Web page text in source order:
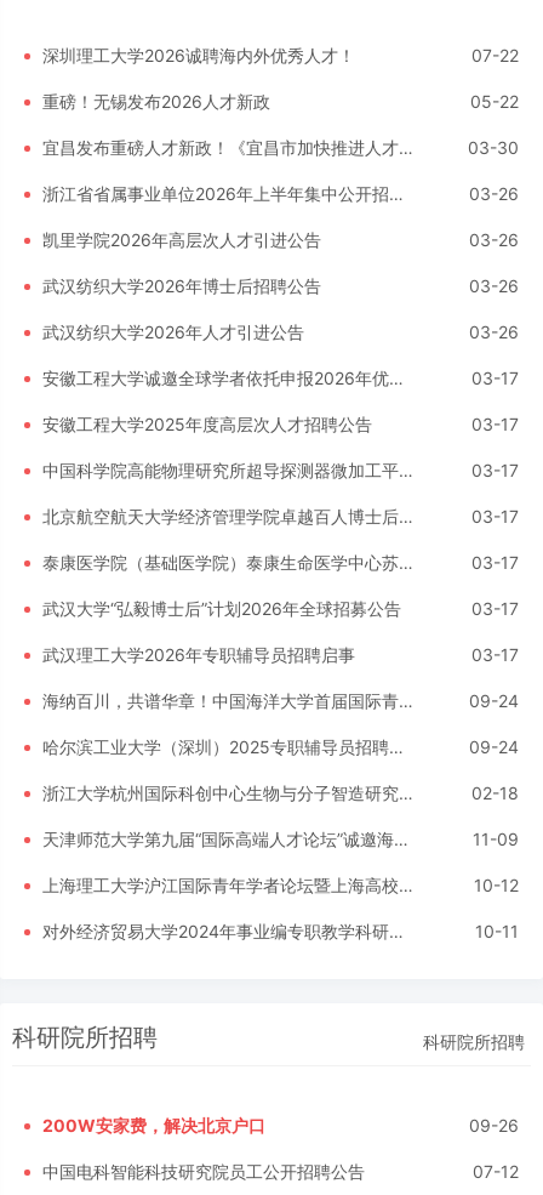
07-22
深圳理工大学2026诚聘海内外优秀人才！
05-22
重磅！无锡发布2026人才新政
03-30
宜昌发布重磅人才新政！《宜昌市加快推进人才高质量发展的若干措施》
03-26
浙江省省属事业单位2026年上半年集中公开招聘人员公告
03-26
凯里学院2026年高层次人才引进公告
03-26
武汉纺织大学2026年博士后招聘公告
03-26
武汉纺织大学2026年人才引进公告
03-17
安徽工程大学诚邀全球学者依托申报2026年优青（海外）项目
03-17
安徽工程大学2025年度高层次人才招聘公告
03-17
中国科学院高能物理研究所超导探测器微加工平台设备运行与维护岗位招聘启事
03-17
北京航空航天大学经济管理学院卓越百人博士后岗位招聘通知
03-17
泰康医学院（基础医学院）泰康生命医学中心苏伟课题组博士后招聘启事
03-17
武汉大学“弘毅博士后”计划2026年全球招募公告
03-17
武汉理工大学2026年专职辅导员招聘启事
09-24
海纳百川，共谱华章！中国海洋大学首届国际青年学者行远论坛，诚邀全球英才！
09-24
哈尔滨工业大学（深圳）2025专职辅导员招聘宣讲会公告
02-18
浙江大学杭州国际科创中心生物与分子智造研究院诚邀全球青年人才共筑未来
11-09
天津师范大学第九届“国际高端人才论坛”诚邀海内外人才加盟
10-12
上海理工大学沪江国际青年学者论坛暨上海高校国际青年学者论坛
10-11
对外经济贸易大学2024年事业编专职教学科研人员、师资博士后招聘公告
科研院所招聘
科研院所招聘
09-26
200W安家费，解决北京户口
07-12
中国电科智能科技研究院员工公开招聘公告